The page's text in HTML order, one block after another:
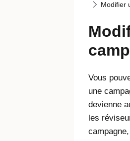
Modifier
Vous
une
devienne
les